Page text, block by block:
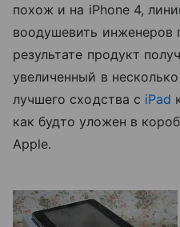
похож и на iPhone 4,
воодушевить инженеров
результате продукт
увеличенный в
лучшего сходства с iPad
как будто уложен в
Apple.